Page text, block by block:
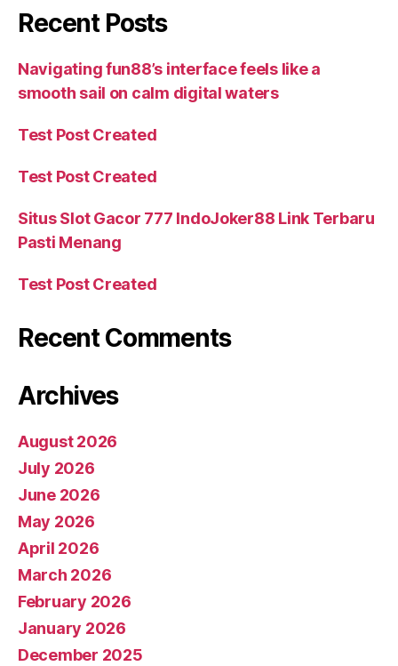
Recent Posts
Navigating fun88’s interface feels like a
smooth sail on calm digital waters
Test Post Created
Test Post Created
Situs Slot Gacor 777 IndoJoker88 Link Terbaru
Pasti Menang
Test Post Created
Recent Comments
Archives
August 2026
July 2026
June 2026
May 2026
April 2026
March 2026
February 2026
January 2026
December 2025